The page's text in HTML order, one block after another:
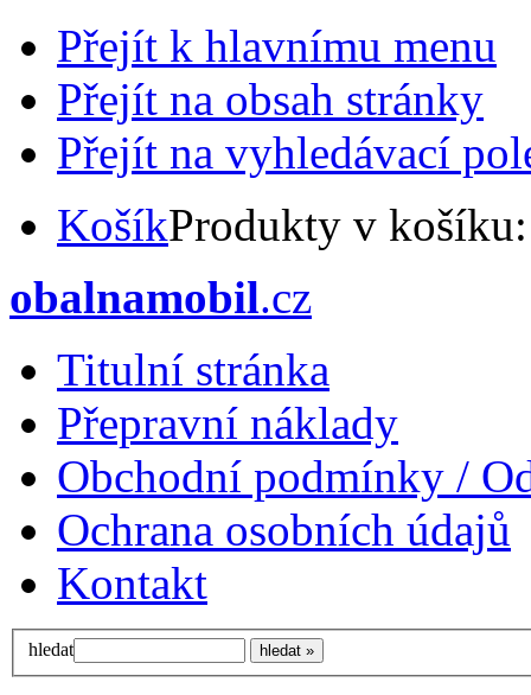
Přejít k hlavnímu menu
Přejít na obsah stránky
Přejít na vyhledávací
KošíkProdukty v
obalnamobil.cz
Titulní stránka
Přepravní náklady
Obchodní podmínky /
Ochrana osobních údajů
Kontakt
hledat